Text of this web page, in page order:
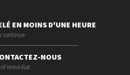
EN MOINS D'UNE HEURE
continue
NOUS
immédiat